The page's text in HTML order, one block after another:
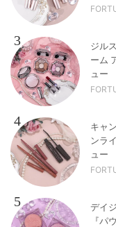
3
ジル
ーム
ュー
4
キャ
ンラ
ュー
5
デイ
『パ